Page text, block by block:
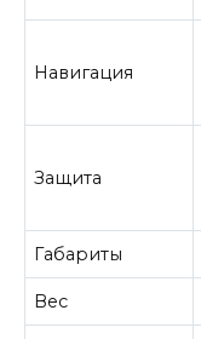
Навигация
Защита
Габариты
Вес